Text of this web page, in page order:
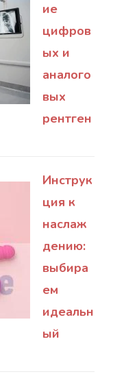
ие
цифров
ых и
аналого
вых
рентген
Инструк
ция к
наслаж
дению:
выбира
ем
идеальн
ый